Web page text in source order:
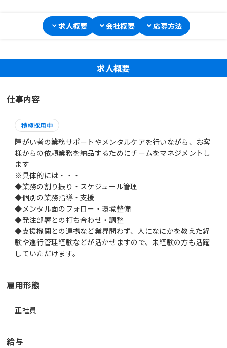
求人概要 会社概要 応募方法
求人概要
仕事内容
積極採用中
障がい者の業務サポートやメンタルケアを行いながら、お客
様からの依頼業務を納品するためにチームをマネジメントし
ます
※具体的には・・・
◆業務の割り振り・スケジュール管理
◆個別の業務指導・支援
◆メンタル面のフォロー・環境整備
◆発注部署との打ち合わせ・調整
◆支援機関との連携など業界問わず、人になにかを教えた経
験や進行管理経験などが活かせますので、未経験の方も活躍
していただけます。
雇用形態
正社員
給与